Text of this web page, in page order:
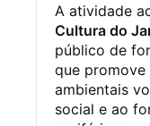
A atividade
Cultura do
público de
que promove
ambientais
social e ao